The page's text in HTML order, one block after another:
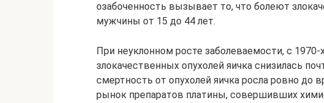
озабоченность вызывает то, что болеют
мужчины от 15 до 44 лет.
При неуклонном росте заболеваемости, с
злокачественных опухолей яичка снизилась
смертность от опухолей яичка росла ровно
рынок препаратов платины, совершивших